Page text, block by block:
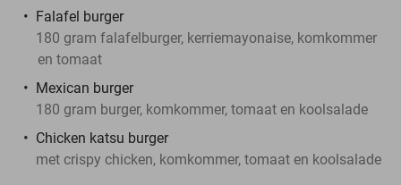
Falafel burger
180 gram falafelburger, kerriemayonaise, komkommer
en tomaat
Mexican burger
180 gram burger, komkommer, tomaat en koolsalade
Chicken katsu burger
met crispy chicken, komkommer, tomaat en koolsalade